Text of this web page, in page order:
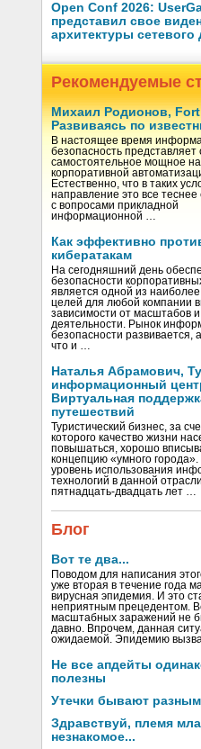
Open Conf 2026:
представил свое
архитектуры сетевого
Рекомендуемые
Михаил Родионов,
Развиваясь по
В настоящее время
безопасность представляет
самостоятельное мощное
корпоративной
Естественно, что в таких
направление это все теснее
с вопросами прикладной
информационной …
Как эффективно
кибератакам
На сегодняшний день
безопасности
является одной из
целей для любой компании
зависимости от масштабов
деятельности. Рынок
безопасности развивается,
что и …
Наталья Абрамович,
информационный
Виртуальная
путешествий
Туристический бизнес, за
которого качество жизни
повышаться, хорошо
концепцию «умного города».
уровень использования
технологий в данной
пятнадцать-двадцать лет …
Блог
Вот те два...
Поводом для написания
уже вторая в течение года
вирусная эпидемия. И это
неприятным прецедентом.
масштабных заражений не
давно. Впрочем, данная
ожидаемой. Эпидемию
Не все апдейты
полезны
Утечки бывают
Здравствуй, племя
незнакомое...